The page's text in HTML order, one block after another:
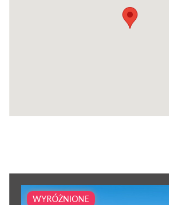
WYRÓŻNIONE